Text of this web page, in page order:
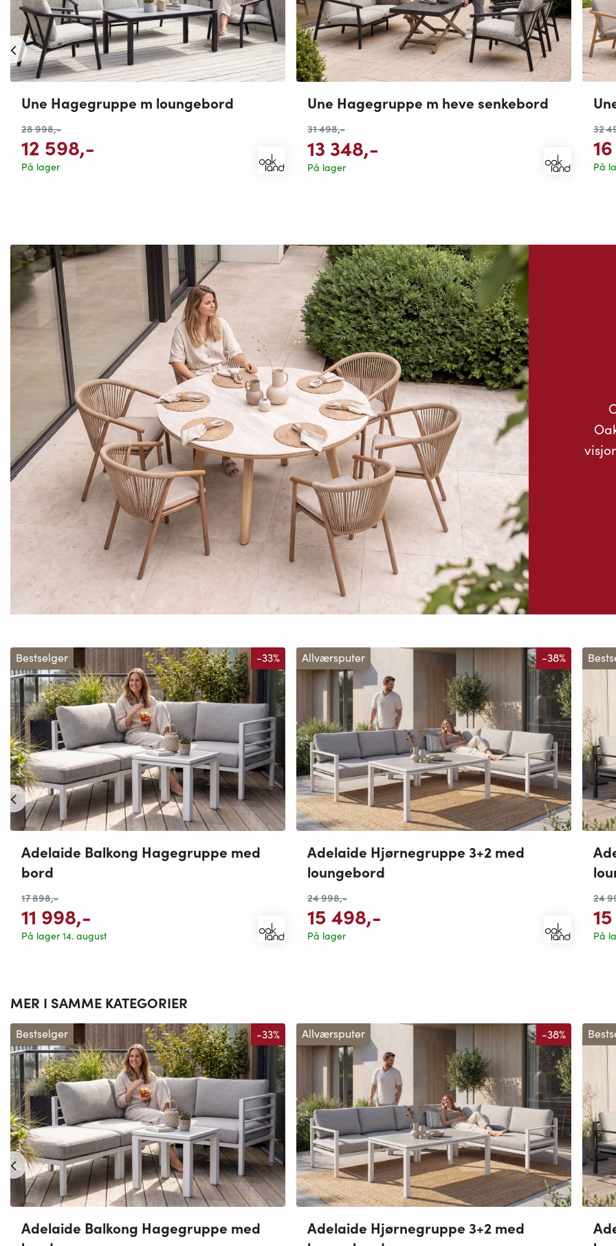
Une Hagegruppe m loungebord
28 998,-
12 598,-
På lager
Une Hagegruppe m heve senkebord
31 498,-
13 348,-
På lager
32
På
Bestselger -33%
Adelaide Balkong Hagegruppe med
bord
17 898,-
11 998,-
På lager 14. august
Allværsputer -38%
Adelaide Hjørnegruppe 3+2 med
loungebord
24 998,-
15 498,-
På lager
24
På
MER I SAMME KATEGORIER
Bestselger -33%
Adelaide Balkong Hagegruppe med
Allværsputer -38%
Adelaide Hjørnegruppe 3+2 med